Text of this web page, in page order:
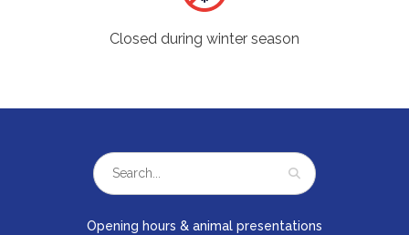
Closed during winter season
Opening hours & animal presentations